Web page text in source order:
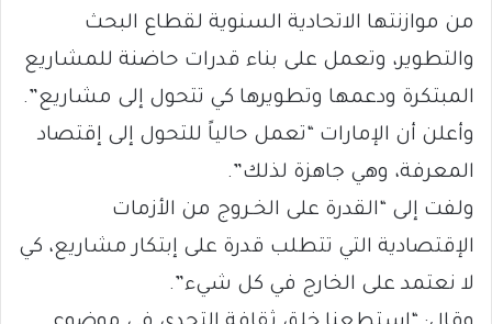
من موازنتها الاتحادية السنوية لقطاع البحث
والتطوير، وتعمل على بناء قدرات حاضنة للمشاريع
المبتكرة ودعمها وتطويرها كي تتحول إلى مشاريع”.
وأعلن أن الإمارات “تعمل حالياً للتحول إلى إقتصاد
المعرفة، وهي جاهزة لذلك”.
ولفت إلى “القدرة على الخـروج من الأزمات
الإقتصادية التي تتطلب قدرة على إبتكار مشاريع، كي
لا نعتمد على الخارج في كل شيء”.